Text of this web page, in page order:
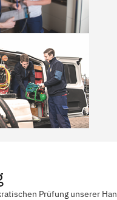
Prüfung unserer